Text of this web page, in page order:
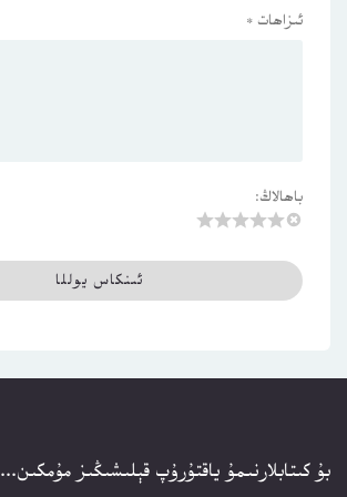
ئىزاھات *
باھالاڭ:
بۇ كىتابلارنىمۇ ياقتۇرۇپ قېلىشىڭىز مۇمكىن...